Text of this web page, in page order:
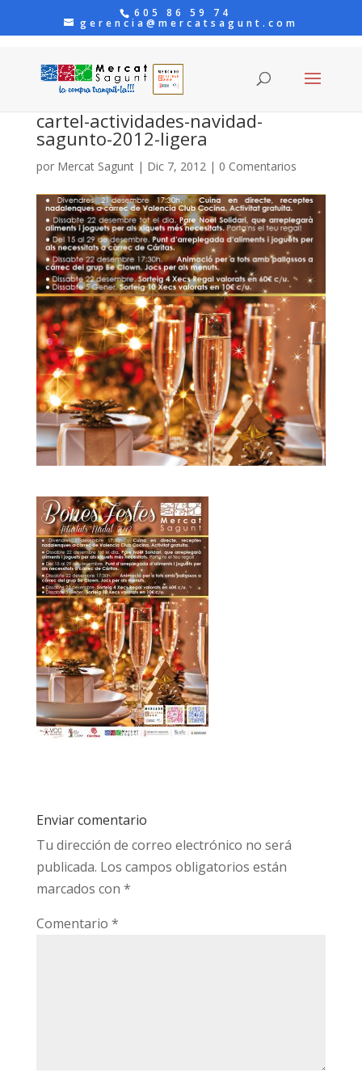
605 86 59 74
gerencia@mercatsagunt.com
cartel-actividades-navidad-
sagunto-2012-ligera
por Mercat Sagunt| Dic 7, 2012| 0 Comentarios
Enviar comentario
Tu dirección de correo electrónico no será
publicada. Los campos obligatorios están
marcados con *
Comentario *